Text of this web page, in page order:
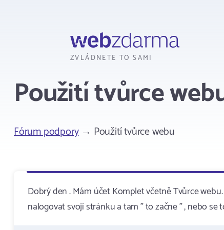
ZVLÁDNETE TO SAMI
Použití tvůrce
Fórum podpory→ Použití tvůrce webu
Dobrý den . Mám účet Komplet včetně Tvůrce
nalogovat svojí stránku a tam " to začne " , nebo se